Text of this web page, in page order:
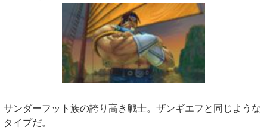
サンダーフット族の誇り高き戦士。ザンギエフと同じような
タイプだ。